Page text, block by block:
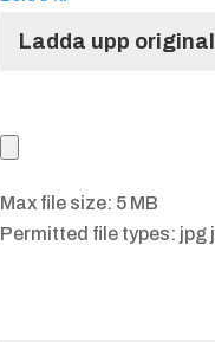
Ladda upp original
Max file size: 5 MB
Permitted file types: jpg